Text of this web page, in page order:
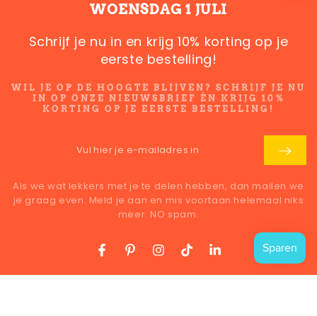
Als we wat lekkers met je te delen hebben, dan mailen we
je graag even. Meld je aan en mis voortaan helemaal niks
meer. NO spam!
Land/regio
Nederland (EUR €)
WOENSDAG 1 JULI
Schrijf je nu in en krijg 10% korting op je
eerste bestelling!
WIL JE OP DE HOOGTE BLIJVEN? SCHRIJF JE NU
IN OP ONZE NIEUWSBRIEF ÉN KRIJG 10%
KORTING OP JE EERSTE BESTELLING!
je
e-
Als we wat lekkers met je te delen hebben, dan mailen we
je graag even. Meld je aan en mis voortaan helemaal niks
meer. NO spam.
FacebookPinterestInstagram
TikTokLinkedIn